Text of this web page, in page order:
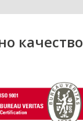
качество